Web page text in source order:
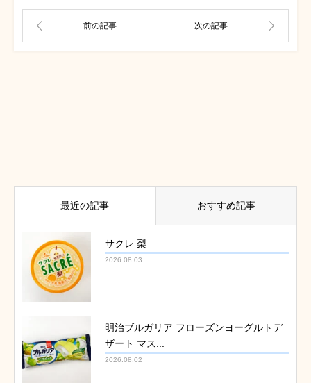
最近の記事 おすすめ記事
サクレ 梨
2026.08.03
明治ブルガリア フローズンヨーグルトデ
ザート マス...
2026.08.02